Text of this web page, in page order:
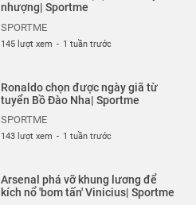
nhượng| Sportme
SPORTME
145 lượt xem - 1 tuần trước
Ronaldo chọn được ngày giã từ
tuyển Bồ Đào Nha| Sportme
SPORTME
143 lượt xem - 1 tuần trước
Arsenal phá vỡ khung lương để
kích nổ 'bom tấn' Vinicius| Sportme